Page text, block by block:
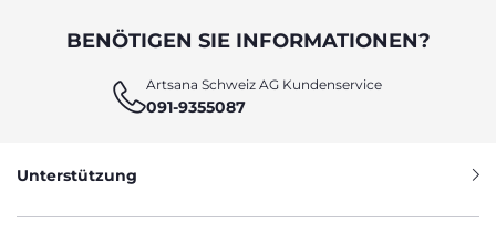
BENÖTIGEN SIE INFORMATIONEN?
Artsana Schweiz AG Kundenservice
091-9355087
Unterstützung